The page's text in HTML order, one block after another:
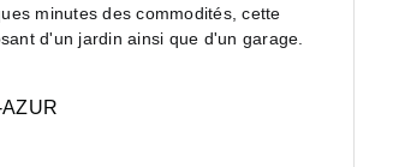
minutes des commodités, cette
d'un jardin ainsi que d'un garage.